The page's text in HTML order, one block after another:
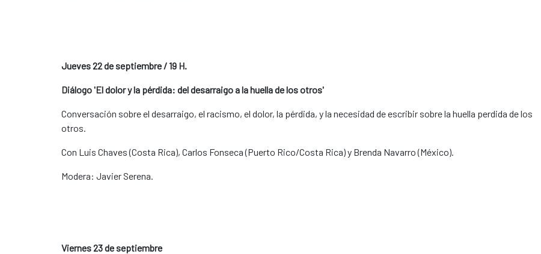
Jueves 22 de septiembre / 19 H.
Diálogo 'El dolor y la pérdida: del desarraigo a la huella de los otros'
Conversación sobre el desarraigo, el racismo, el dolor, la pérdida, y la necesidad de escribir sobre la huella perdida de los
otros.
Con Luis Chaves (Costa Rica), Carlos Fonseca (Puerto Rico/Costa Rica) y Brenda Navarro (México).
Modera: Javier Serena.
Viernes 23 de septiembre